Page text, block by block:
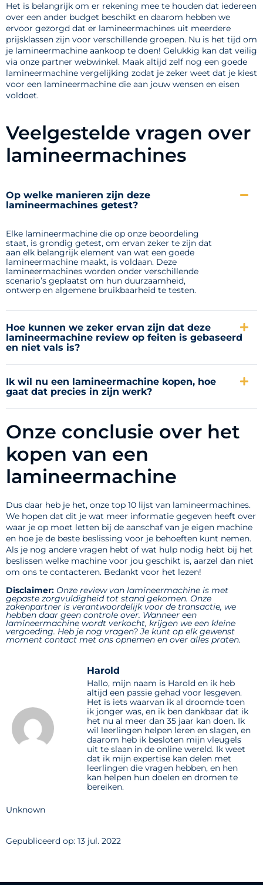
Het is belangrijk om er rekening mee te houden dat iedereen
over een ander budget beschikt en daarom hebben we
ervoor gezorgd dat er lamineermachines uit meerdere
prijsklassen zijn voor verschillende groepen. Nu is het tijd om
je lamineermachine aankoop te doen! Gelukkig kan dat veilig
via onze partner webwinkel. Maak altijd zelf nog een goede
lamineermachine vergelijking zodat je zeker weet dat je kiest
voor een lamineermachine die aan jouw wensen en eisen
voldoet.
Veelgestelde vragen over
lamineermachines
Op welke manieren zijn deze
lamineermachines getest?
Elke lamineermachine die op onze beoordeling
staat, is grondig getest, om ervan zeker te zijn dat
aan elk belangrijk element van wat een goede
lamineermachine maakt, is voldaan. Deze
lamineermachines worden onder verschillende
scenario’s geplaatst om hun duurzaamheid,
ontwerp en algemene bruikbaarheid te testen.
Hoe kunnen we zeker ervan zijn dat deze
lamineermachine review op feiten is gebaseerd
en niet vals is?
Ik wil nu een lamineermachine kopen, hoe
gaat dat precies in zijn werk?
Onze conclusie over het
kopen van een
lamineermachine
Dus daar heb je het, onze top 10 lijst van lamineermachines.
We hopen dat dit je wat meer informatie gegeven heeft over
waar je op moet letten bij de aanschaf van je eigen machine
en hoe je de beste beslissing voor je behoeften kunt nemen.
Als je nog andere vragen hebt of wat hulp nodig hebt bij het
beslissen welke machine voor jou geschikt is, aarzel dan niet
om ons te contacteren. Bedankt voor het lezen!
Disclaimer: Onze review van lamineermachine is met
gepaste zorgvuldigheid tot stand gekomen. Onze
zakenpartner is verantwoordelijk voor de transactie, we
hebben daar geen controle over. Wanneer een
lamineermachine wordt verkocht, krijgen we een kleine
vergoeding. Heb je nog vragen? Je kunt op elk gewenst
moment contact met ons opnemen en over alles praten.
Harold
Hallo, mijn naam is Harold en ik heb
altijd een passie gehad voor lesgeven.
Het is iets waarvan ik al droomde toen
ik jonger was, en ik ben dankbaar dat ik
het nu al meer dan 35 jaar kan doen. Ik
wil leerlingen helpen leren en slagen, en
daarom heb ik besloten mijn vleugels
uit te slaan in de online wereld. Ik weet
dat ik mijn expertise kan delen met
leerlingen die vragen hebben, en hen
kan helpen hun doelen en dromen te
bereiken.
Unknown
Gepubliceerd op: 13 jul. 2022